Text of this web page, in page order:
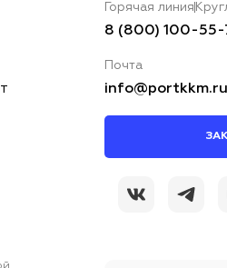
Горячая линия
8 (800) 100-55-
Почта
info@portkkm.ru